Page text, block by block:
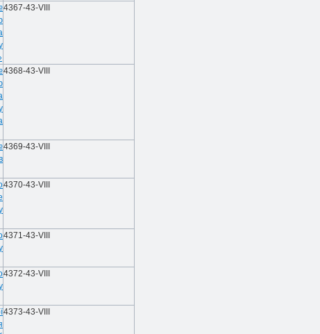
4367-43-VIII
4368-43-VIII
4369-43-VIII
4370-43-VIII
4371-43-VIII
4372-43-VIII
4373-43-VIII